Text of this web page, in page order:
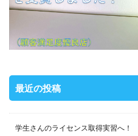
最近の投稿
学生さんのライセンス取得実習へ！